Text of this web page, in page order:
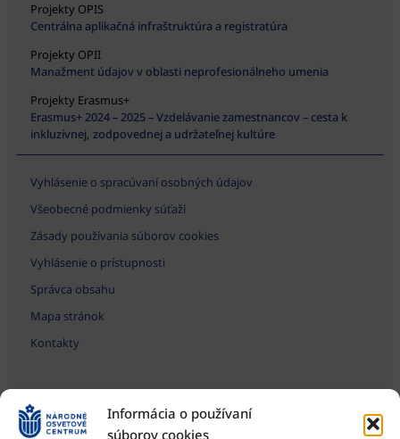
Informácia o používaní
súborov cookies
Projekty OPIS
Centrálna aplikačná infraštruktúra a registratúra
Projekty OPII
Manažment údajov v oblasti neprofesionálneho umenia
Projekty Erasmus+
Erasmus+ 2024 – 2025 – Vzdelávanie zamestnancov – cesta k
inkluzívnej, zodpovednej a udržateľnej kultúre
Vyhlásenie o spracúvaní osobných údajov
Všeobecné podmienky súťaží
Zásady používania súborov cookies
Vyhlásenie o prístupnosti
Správca obsahu
Mapa stránok
Kontakty